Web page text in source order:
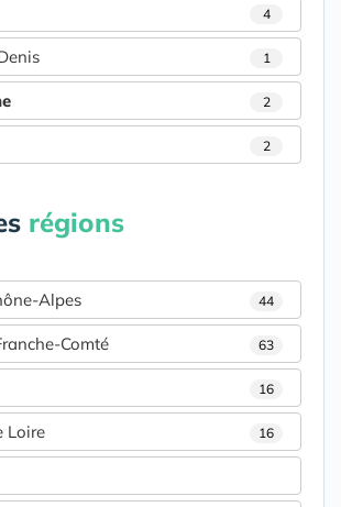
4
1
2
2
régions
Alpes 44
Comté 63
16
Loire 16